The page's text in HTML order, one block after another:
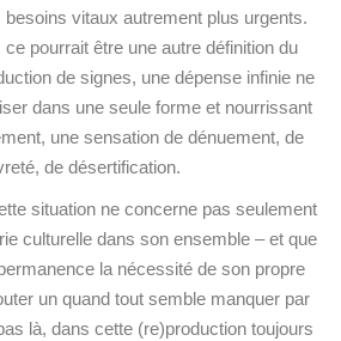
besoins vitaux autrement plus urgents.
ce pourrait être une autre définition du
de signes, une dépense infinie ne
dans une seule forme et nourrissant
une sensation de dénuement, de
de désertification.
situation ne concerne pas seulement
culturelle dans son ensemble – et que
la nécessité de son propre
un quand tout semble manquer par
là, dans cette (re)production toujours